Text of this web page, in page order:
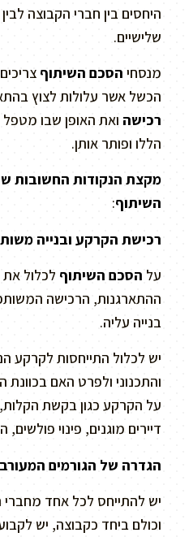
היחסים בין חברי הקבוצה
שלישיים.
מנסחי הסכם השיתוף
הכשל אשר עלולות לצוץ
רכישה ואת האופן שבו
הללו ופותר אותן.
מקצת הנקודות החשובות
השיתוף:
רכישת הקרקע ובנייה
על הסכם השיתוף לכלול
ההתארגנות, הרכישה
בנייה עליה.
יש לכלול התייחסות
והתכנוני ולפרט האם
על הקרקע כגון בקשת הקלות,
דיירים מוגנים, פינוי
הגדרה של הגורמים
יש להתייחס לכל אחד
וכולם ביחד כקבוצה, יש